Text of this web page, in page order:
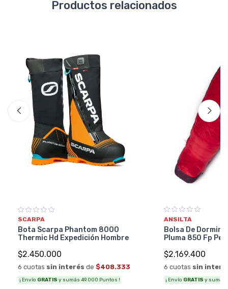
Productos relacionados
SCARPA
Bota Scarpa Phantom 8000
Thermic Hd Expedición Hombre
$2.450.000
6 cuotas sin interés de $408.333
¡ Envío GRATIS y sumás 49.000 Puntos !
ANSILTA
Bolsa De Dormir
Pluma 850 Fp
$2.169.400
6 cuotas sin
¡ Envío GRATIS y sumás